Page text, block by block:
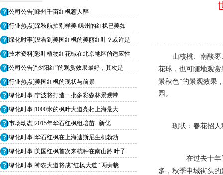
[公司公告]嵊州千亩红枫惹人醉
[行业热点]深秋航拍别样美 嵊州的红枫已美如
[绿化时事]没看到美国红枫的美丽红叶？或许是
[技术资料]彩叶植物红花槭在北京地区的适应性
[公司公告]“夕阳红”的观赏效果最好，其次是
[行业热点]美国红枫的现状与前景
[绿化时事]宁波将打造一批多彩森林景观带
[绿化时事]1000米的枫叶大道亮相上海最大
[市场动态]2015年华石红枫组培苗--新优
[绿化时事]华石红枫在上海迪斯尼生机勃勃
[绿化时事]美国红枫首次来杭种在南山路 叶子
[绿化时事]神农大道将成“红枫大道” 两旁栽
山核桃、南酸
花球，也可随地观
景秋色”的景观效果
园。
现状：春花招人
在过去十年间
多，秋季申城街头